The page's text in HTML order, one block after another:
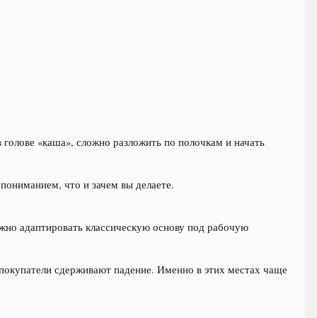
«каша», сложно разложить по полочкам и начать
что и зачем вы делаете.
адаптировать классическую основу под рабочую
сдерживают падение. Именно в этих местах чаще